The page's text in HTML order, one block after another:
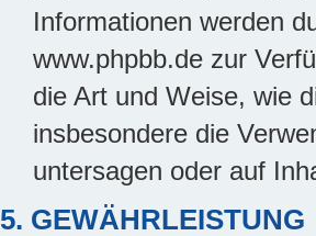
Informationen werden
www.phpbb.de zur
die Art und Weise, wie
insbesondere die
untersagen oder auf
5. GEWÄHRLEISTUNG